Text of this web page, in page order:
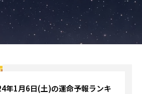
年1月6日(土)の運命予報ランキ